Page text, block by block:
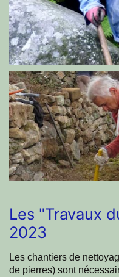
Les "Travaux
2023
Les chantiers de
de pierres) sont